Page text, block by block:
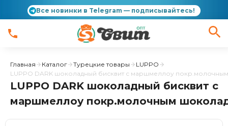
Все новинки в Telegram — подписывайтесь!
Главная Каталог Турецкие товары
LUPPO
LUPPO DARK шоколадный бисквит с маршмеллоу
LUPPO DARK шоколадный бисквит с
маршмеллоу покр.молочным